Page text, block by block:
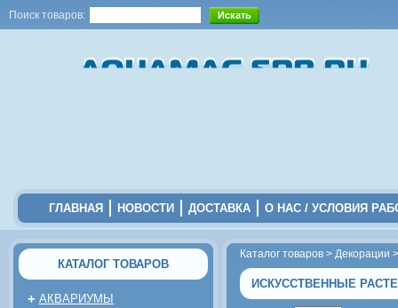
Поиск товаров:
ГЛАВНАЯ НОВОСТИ ДОСТАВКА О НАС / УСЛОВИЯ
КАТАЛОГ ТОВАРОВ
+ АКВАРИУМЫ
Каталог товаров > Декорации
ИСКУССТВЕННЫЕ